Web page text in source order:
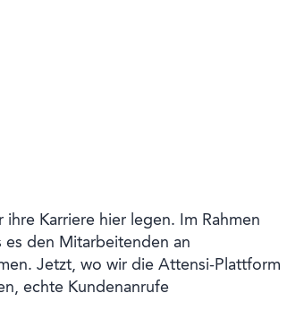
Karriere hier legen. Im Rahmen
es den Mitarbeitenden an
Jetzt, wo wir die Attensi-Plattform
echte Kundenanrufe